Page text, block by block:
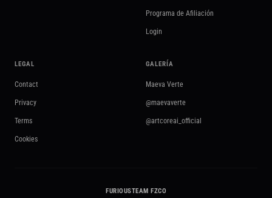
Programa de Afiliación
Login
LEGAL
Contact
Privacy
Terms
Cookies
GALERÍA
Maeva Verte
@maevaverte
@artcoreai_official
FURIOUSTEAM FZCO